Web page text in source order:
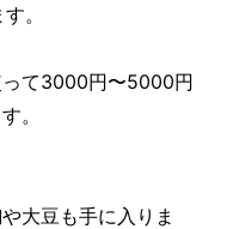
。
って3000円〜5000円
。
大豆も手に入りま